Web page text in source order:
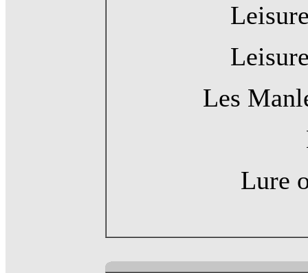
Les
Lure